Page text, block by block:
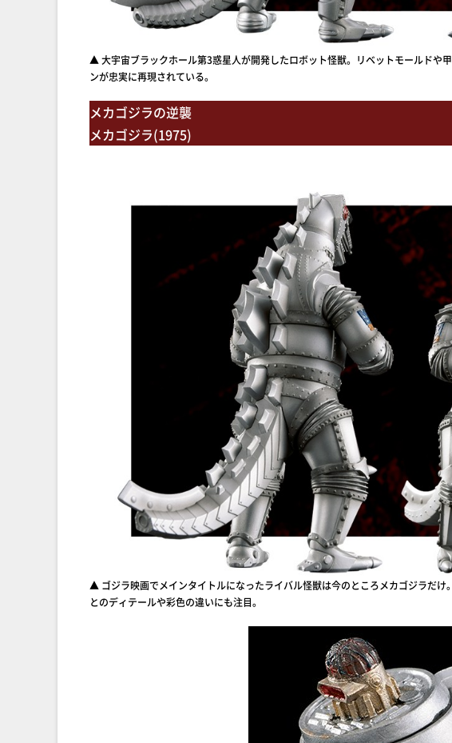
▲ 大宇宙ブラックホール第3惑星人が開発したロボット怪獣。リベットモールドや
ンが忠実に再現されている。
メカゴジラの逆襲
メカゴジラ(1975)
▲ ゴジラ映画でメインタイトルになったライバル怪獣は今のところメカゴジラだ
とのディテールや彩色の違いにも注目。